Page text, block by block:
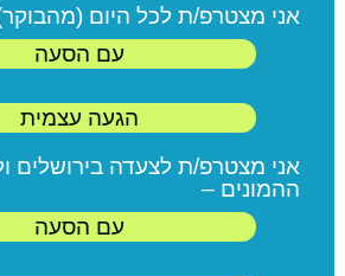
אני מצטרפ/ת לכל היום
עם הסעה
הגעה עצמית
אני מצטרפ/ת לצעדה בירושלים
ההמונים –
עם הסעה